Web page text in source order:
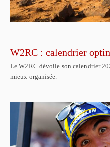
W2RC : calendrier
Le W2RC dévoile son calendrier
mieux organisée.